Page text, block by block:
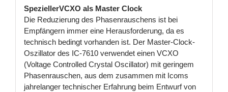
SpeziellerVCXO als Master Clock
Die Reduzierung des Phasenrauschens ist bei
Empfängern immer eine Herausforderung, da es
technisch bedingt vorhanden ist. Der Master-Clock-
Oszillator des IC-7610 verwendet einen VCXO
(Voltage Controlled Crystal Oscillator) mit geringem
Phasenrauschen, aus dem zusammen mit Icoms
jahrelanger technischer Erfahrung beim Entwurf von